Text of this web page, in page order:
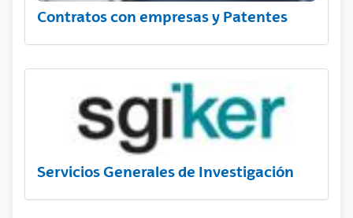
Contratos con empresas y Patentes
Servicios Generales de Investigación